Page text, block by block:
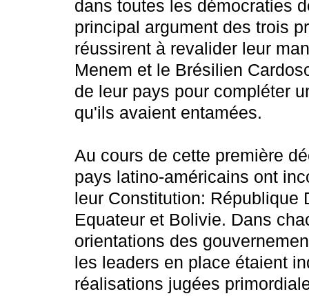
dans toutes les démocraties
principal argument des trois
réussirent à revalider leur
Menem et le Brésilien
de leur pays pour compléter
qu'ils avaient entamées.
Au cours de cette première
pays latino-américains ont
leur Constitution: République
Equateur et Bolivie. Dans
orientations des
les leaders en place étaient
réalisations jugées